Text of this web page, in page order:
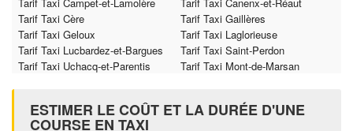
Tarif Taxi Cère
Tarif Taxi Gaillères
Tarif Taxi Geloux
Tarif Taxi Laglorieuse
Tarif Taxi Lucbardez-et-Bargues
Tarif Taxi Saint-Perdon
Tarif Taxi Uchacq-et-Parentis
Tarif Taxi Mont-de-Marsan
ESTIMER LE COÛT ET LA DURÉE D'UNE
COURSE EN TAXI